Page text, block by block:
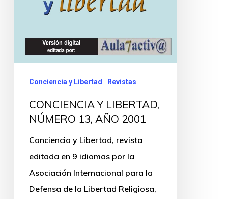
Conciencia y Libertad Revistas
CONCIENCIA Y LIBERTAD,
NÚMERO 13, AÑO 2001
Conciencia y Libertad, revista
editada en 9 idiomas por la
Asociación Internacional para la
Defensa de la Libertad Religiosa,